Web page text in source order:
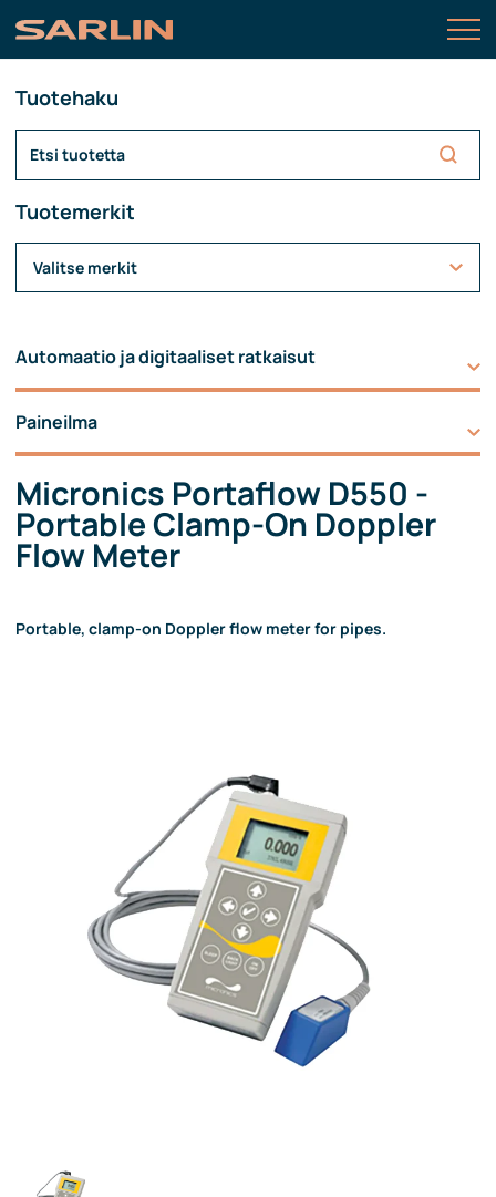
Tuotehaku
Tuotemerkit
Valitse merkit
Automaatio ja digitaaliset ratkaisut
Paineilma
Micronics Portaflow D550 -
Portable Clamp-On Doppler
Flow Meter
Portable, clamp-on Doppler flow meter for pipes.